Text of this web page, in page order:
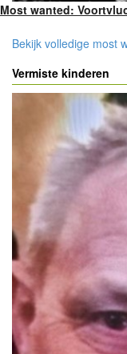
Most wanted:
Bekijk volledige most
Vermiste kinderen